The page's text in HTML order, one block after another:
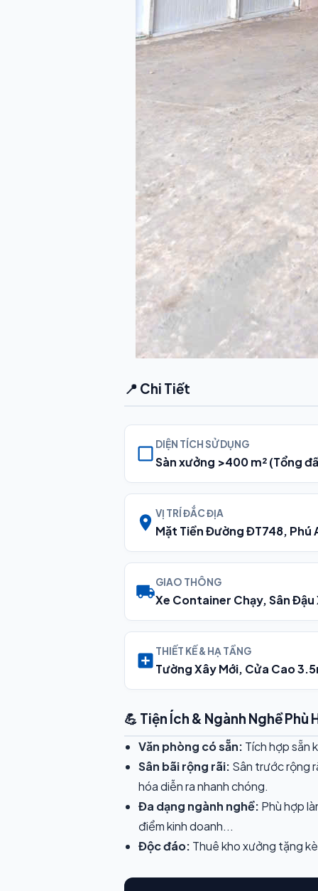
📍 Chi Tiết
DIỆN TÍCH SỬ DỤNG
Sàn xưởng >400 m² (Tổng
VỊ TRÍ ĐẮC ĐỊA
Mặt Tiền Đường ĐT748, Phú
GIAO THÔNG
Xe Container Chạy, Sân Đậu
THIẾT KẾ & HẠ TẦNG
Tường Xây Mới, Cửa Cao
💪 Tiện Ích & Ngành Nghề Phù
Văn phòng có sẵn: Tích hợp sẵn
Sân bãi rộng rãi: Sân trước rộng
hóa diễn ra nhanh chóng.
Đa dạng ngành nghề: Phù hợp
điểm kinh doanh...
Độc đáo: Thuê kho xưởng tặng